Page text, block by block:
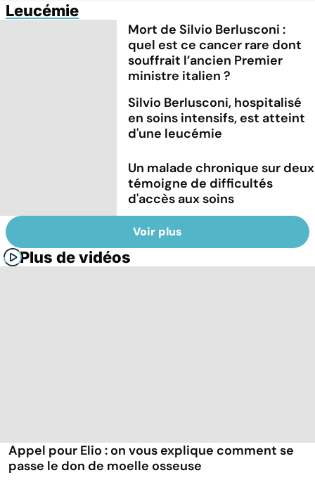
Leucémie
Mort de Silvio Berlusconi :
quel est ce cancer rare dont
souffrait l’ancien Premier
ministre italien ?
Silvio Berlusconi, hospitalisé
en soins intensifs, est atteint
d'une leucémie
Un malade chronique sur deux
témoigne de difficultés
d'accès aux soins
Voir plus
Plus de vidéos
Appel pour Elio : on vous explique comment se
passe le don de moelle osseuse